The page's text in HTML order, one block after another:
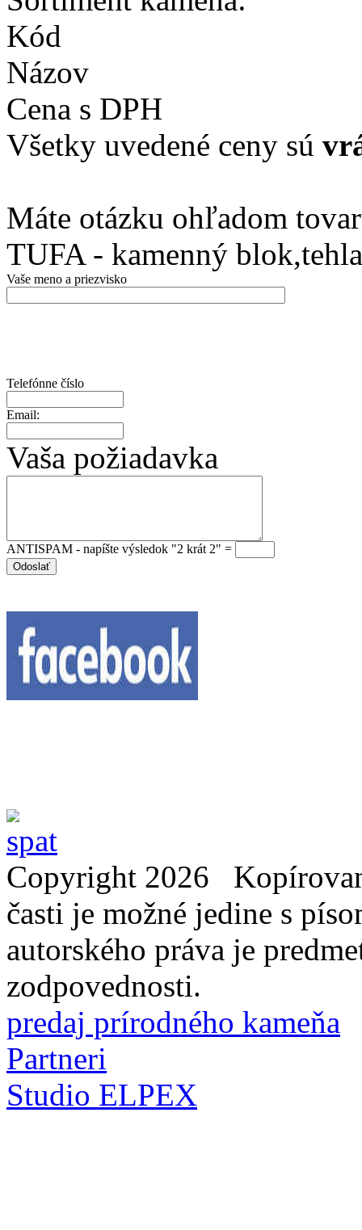
Kód
Názov
Cena s DPH
Všetky uvedené ceny sú
Máte otázku ohľadom
TUFA - kamenný
Vaše meno a priezvisko
Telefónne číslo
Email:
Vaša požiadavka
ANTISPAM - napíšte výsledok "2 krát 2" =
Copyright 2026
časti je možné jedine s
autorského práva je
zodpovednosti.
predaj prírodného kameňa
Partneri
Studio ELPEX